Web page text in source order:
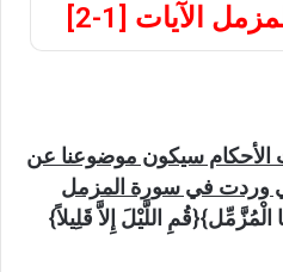
الآيات [1-2]
سيكون موضوعنا عن
وردت في سورة المزمل
الْمُزَّمِّل}{قُمِ اللَّيْلَ إِلاَّ قَلِيلاً}